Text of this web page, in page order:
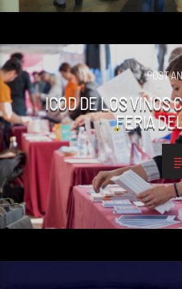
POST
ICOD DE LOS VINOS
FERIA